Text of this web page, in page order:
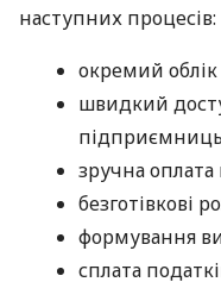
наступних процесів:
окремий облік
швидкий
зручна
безготівкові
формування
сплата